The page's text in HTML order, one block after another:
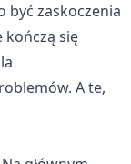
zaskoczenia
kończą się
A te,